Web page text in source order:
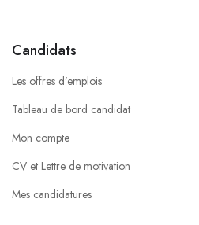
Candidats
Les offres d’emplois
Tableau de bord candidat
Mon compte
CV et Lettre de motivation
Mes candidatures